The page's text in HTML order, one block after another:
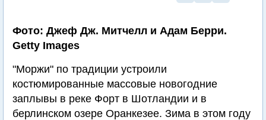
Фото: Джеф Дж. Митчелл и Адам Берри.
Getty Images
"Моржи" по традиции устроили
костюмированные массовые новогодние
заплывы в реке Форт в Шотландии и в
берлинском озере Оранкезее. Зима в этом году